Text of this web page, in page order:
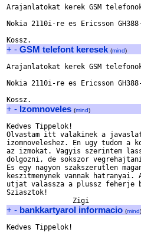
Arajanlatokat kerek GSM
Nokia 2110i-re es Ericsson
+ - GSM telefont keresek (mind)
Arajanlatokat kerek GSM
Nokia 2110i-re es Ericsson
+ - Izomnoveles (mind)
Kedves Tippelok!
Olvastam itt valakinek a
izomnoveleshez. En ugy tudom
az izmokat. Vagyis szerintem
dolgozni, de sokszor
Es egy nagyon szakszerutlen
keszitmenynek vannak
utjat valassza a plussz feherje
Sziasztok!
+ - bankkartyarol informacio (mind)
Kedves Tippelok!